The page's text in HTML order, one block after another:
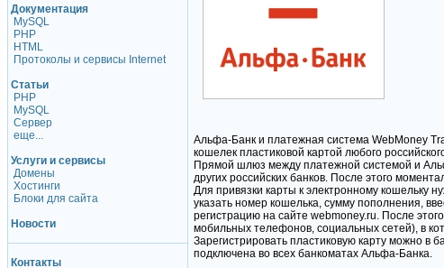
Документация
MySQL
PHP
HTML
Протоколы и сервисы Internet
Статьи
PHP
MySQL
Сервер
еще...
Услуги и сервисы
Домены
Хостинги
Блоки для сайта
Новости
Контакты
Альфа-Банк и платежная система WebMoney
кошелек пластиковой картой любого
Прямой шлюз между платежной системой и
других российских банков. После этого
Для привязки карты к электронному кошельку
указать номер кошелька, сумму пополнения,
регистрацию на сайте webmoney.ru. После
мобильных телефонов, социальных сетей), в
Зарегистрировать пластиковую карту можно в
подключена во всех банкоматах Альфа-Банка.